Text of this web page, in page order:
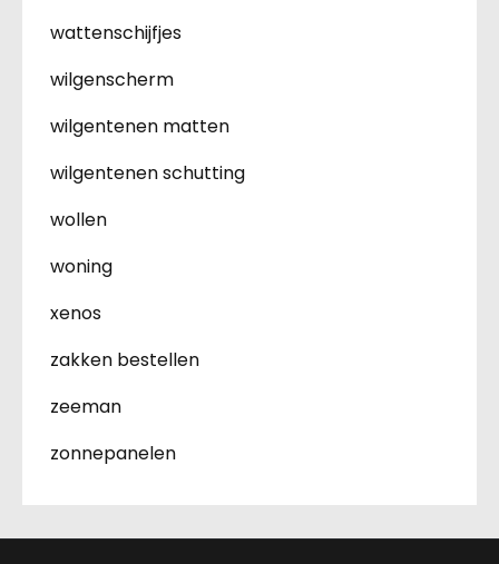
wattenschijfjes
wilgenscherm
wilgentenen matten
wilgentenen schutting
wollen
woning
xenos
zakken bestellen
zeeman
zonnepanelen